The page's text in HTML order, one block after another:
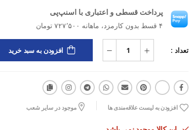
طراحی ارگونومیک: کمر قابل تنظیم برای فیت کامل
پرداخت قسطی و اعتباری با اسنپ‌پی
۴ قسط بدون کارمزد، ماهانه ۷۲۷٬۵۰۰ تومان
تعداد : افزودن به سبد خرید
افزودن به لیست علاقه‌مندی ها موجود در سایر شعب